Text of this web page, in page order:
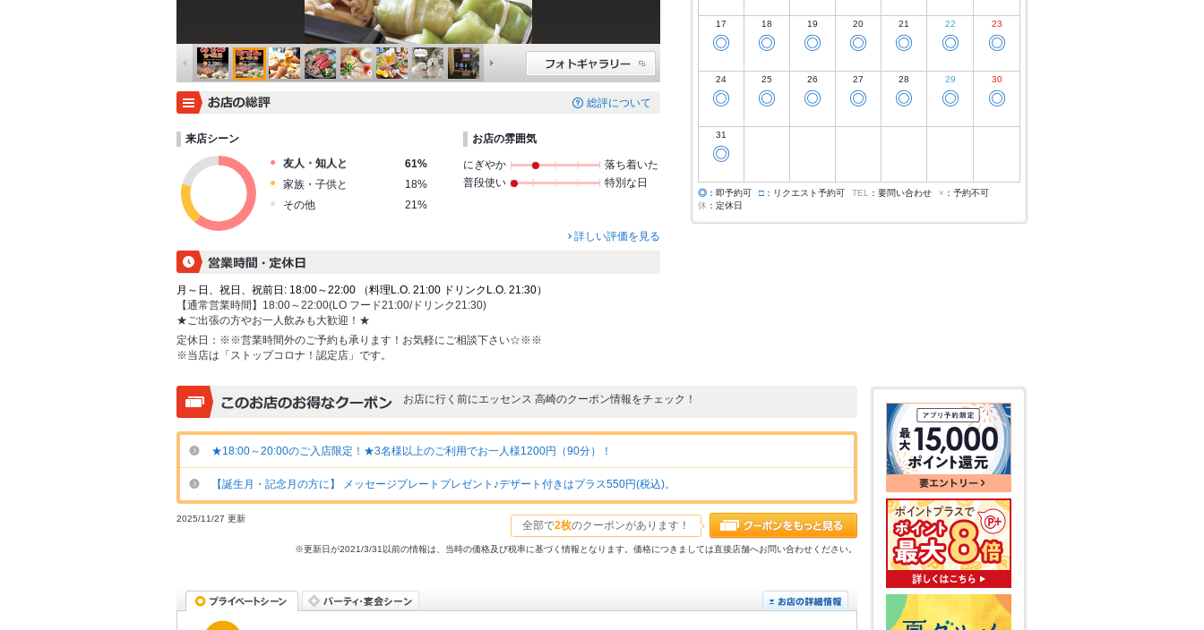
総評について
来店シーン
友人・知人と
61%
家族・子供と
18%
その他
21%
お店の雰囲気
にぎやか
落ち着いた
普段使い
特別な日
詳しい評価を見る
月～日、祝日、祝前日: 18:00～22:00 （料理L.O. 21:00 ドリンクL.O. 21:30）
【通常営業時間】18:00～22:00(LO フード21:00/ドリンク21:30)
★ご出張の方やお一人飲みも大歓迎！★
定休日： ※※営業時間外のご予約も承ります！お気軽にご相談下さい☆※※
※当店は「ストップコロナ！認定店」です。
17
◎
18
◎
19
◎
20
◎
21
◎
22
◎
23
◎
24
◎
25
◎
26
◎
27
◎
28
◎
29
◎
30
◎
31
◎
◎ ：即予約可 □ ：リクエスト予約可 TEL ：要問い合わせ × ：予約不可
休 ：定休日
お店に行く前にエッセンス 高崎のクーポン情報をチェック！
★18:00～20:00のご入店限定！★3名様以上のご利用でお一人様1200円（90分）！
【誕生月・記念月の方に】 メッセージプレートプレゼント♪デザート付きはプラス550円(税込)。
全部で2枚のクーポンがあります！
2025/11/27 更新
※更新日が2021/3/31以前の情報は、当時の価格及び税率に基づく情報となります。価格につきましては直接店舗へお問い合わせください。